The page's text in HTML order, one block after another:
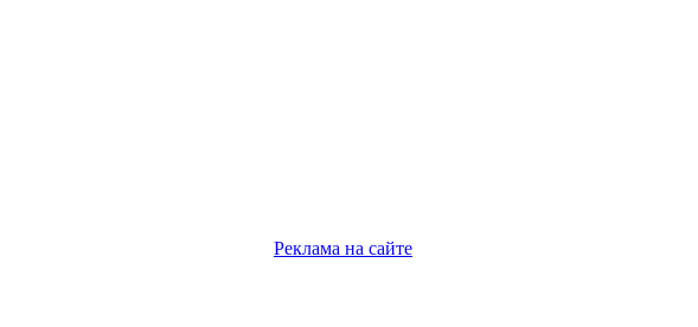
Реклама на сайте